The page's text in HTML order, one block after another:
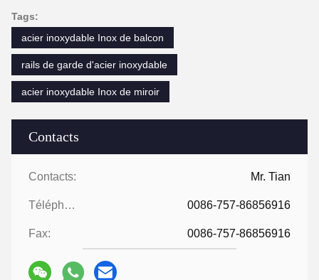
Contacts
Contacts: Mr. Tian
Téléphone: 0086-757-86856916
Fax: 0086-757-86856916
Tags:
acier inoxydable Inox de balcon
rails de garde d'acier inoxydable
acier inoxydable Inox de miroir